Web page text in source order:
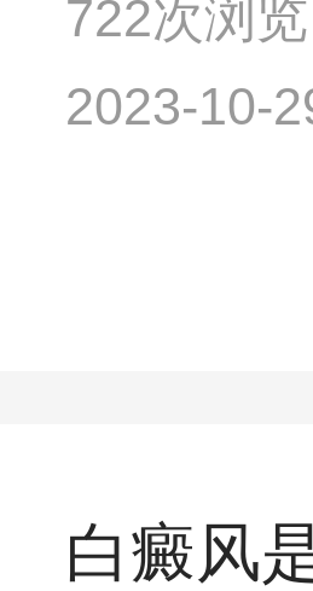
722次浏览
2023-10-
白癜风